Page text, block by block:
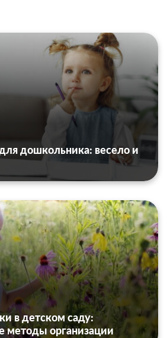
дошкольника: весело и
в детском саду:
методы организации